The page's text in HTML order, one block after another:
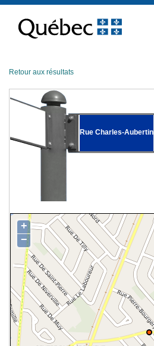
contenu
Retour aux résultats
Rue Charles-Aubertin
+
−